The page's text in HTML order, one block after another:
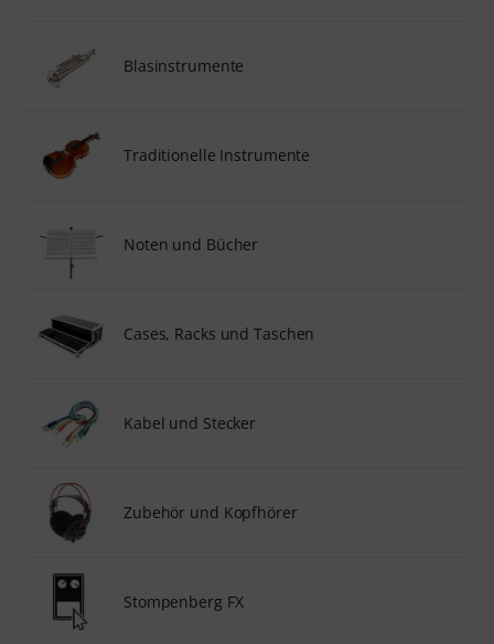
Blasinstrumente
Traditionelle Instrumente
Noten und Bücher
Cases, Racks und Taschen
Kabel und Stecker
Zubehör und Kopfhörer
Stompenberg FX